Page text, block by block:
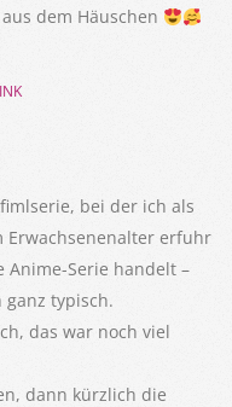
dem Häuschen
bei der ich als
Erwachsenenalter erfuhr
Anime-Serie handelt –
typisch.
das war noch viel
dann kürzlich die